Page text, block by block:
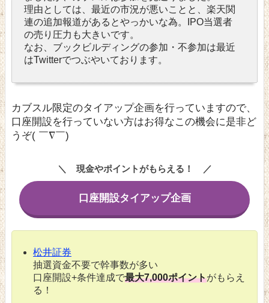
理由としては、最近の市況が悪いことと、楽天関
連の追加報道があるとやっかいな為。IPO当選者
の売り圧力も大きいです。
なお、ブックビルディングの参加・不参加は最近
はTwitterでつぶやいております。
カブスル限定のタイアップ企画を行っていますので、
口座開設を行っていない方はお得なこの機会に是非ど
うぞ( ￣∇￣)
口座開設タイアップ企画
現金やポイントがもらえる！
松井証券
抽選資金不要で幹事数が多い
口座開設+条件達成で最大7,000ポイントがもらえ
る！